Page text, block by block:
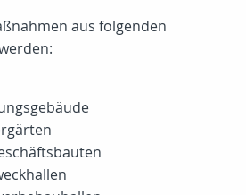
aus folgenden